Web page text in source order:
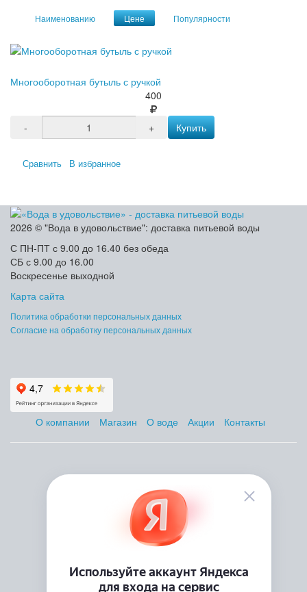
Наименованию Цене Популярности
Многооборотная бутыль с ручкой
400
- + Купить
Сравнить В избранное
2026 © "Вода в удовольствие": доставка питьевой воды
С ПН-ПТ с 9.00 до 16.40 без обеда
СБ с 9.00 до 16.00
Воскресенье выходной
Карта сайта
Политика обработки персональных данных
Согласие на обработку персональных данных
О компании Магазин О воде Акции Контакты
Заказать звонок